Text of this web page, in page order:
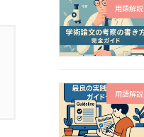
用語解説
用語解説